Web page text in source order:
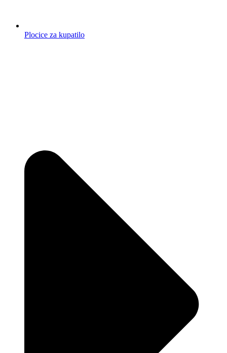
Plocice za kupatilo